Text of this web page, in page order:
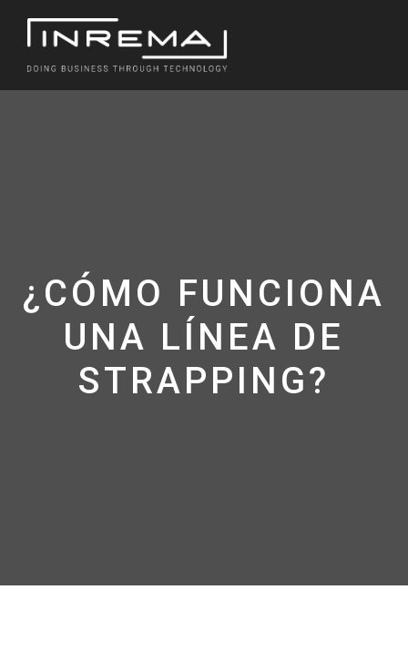
contenido
¿CÓMO FUNCIONA
UNA LÍNEA DE
STRAPPING?